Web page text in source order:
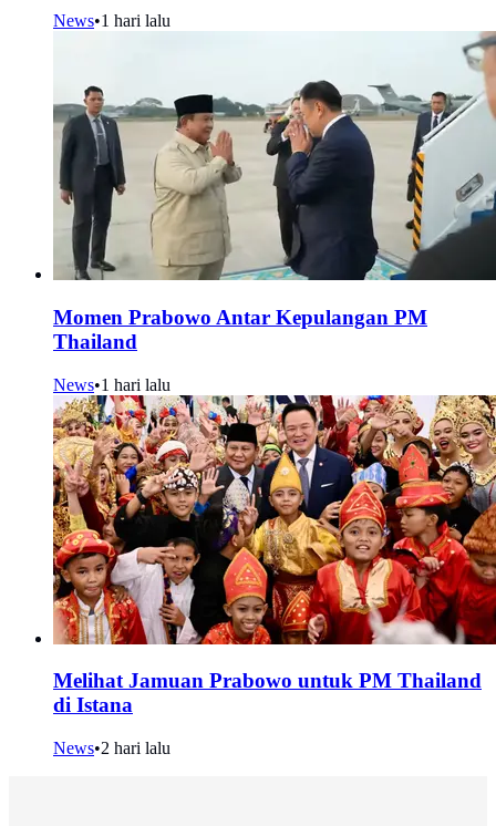
News•1 hari lalu
Momen Prabowo Antar Kepulangan PM
Thailand
News•1 hari lalu
Melihat Jamuan Prabowo untuk PM Thailand
di Istana
News•2 hari lalu